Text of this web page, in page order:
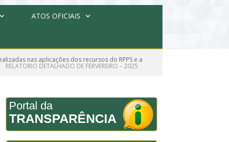
ATOS OFICIAIS
nas aplicações dos recursos do RPPS e a
RELATORIO DETALHADO DE FERVEREIRO – 2025
Portal da
TRANSPARÊNCIA